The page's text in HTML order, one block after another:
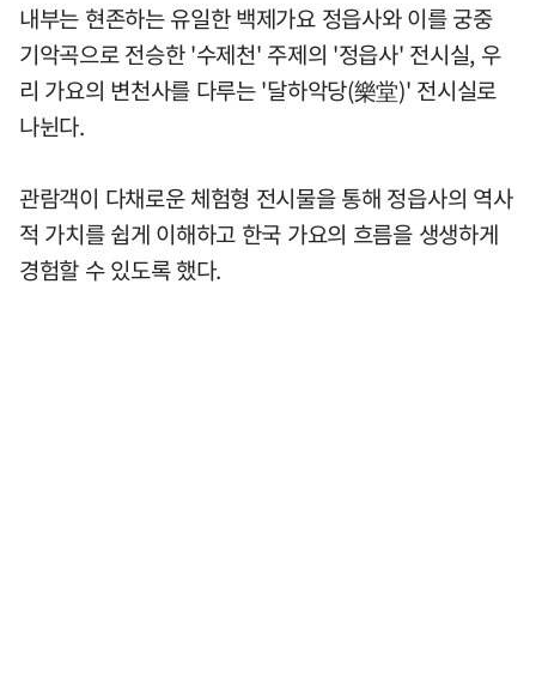
내부는 현존하는 유일한 백제가요 정읍사와 이를 궁중
기악곡으로 전승한 '수제천' 주제의 '정읍사' 전시실, 우
리 가요의 변천사를 다루는 '달하악당(樂堂)' 전시실로
나뉜다.
관람객이 다채로운 체험형 전시물을 통해 정읍사의 역사
적 가치를 쉽게 이해하고 한국 가요의 흐름을 생생하게
경험할 수 있도록 했다.